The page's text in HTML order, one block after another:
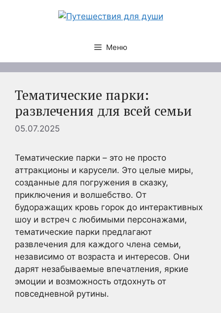
Меню
Тематические парки:
развлечения для всей семьи
05.07.2025
Тематические парки – это не просто
аттракционы и карусели. Это целые миры,
созданные для погружения в сказку,
приключения и волшебство. От
будоражащих кровь горок до интерактивных
шоу и встреч с любимыми персонажами,
тематические парки предлагают
развлечения для каждого члена семьи,
независимо от возраста и интересов. Они
дарят незабываемые впечатления, яркие
эмоции и возможность отдохнуть от
повседневной рутины.